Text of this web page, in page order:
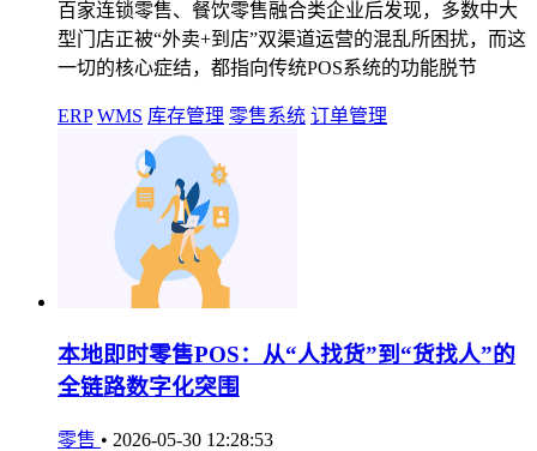
百家连锁零售、餐饮零售融合类企业后发现，多数中大
型门店正被“外卖+到店”双渠道运营的混乱所困扰，而这
一切的核心症结，都指向传统POS系统的功能脱节
ERP WMS 库存管理 零售系统 订单管理
本地即时零售POS：从“人找货”到“货找人”的
全链路数字化突围
零售 • 2026-05-30 12:28:53